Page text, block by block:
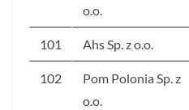
o.o.
101 Ahs Sp. z o.o.
102
Pom Polonia Sp. z
o.o.